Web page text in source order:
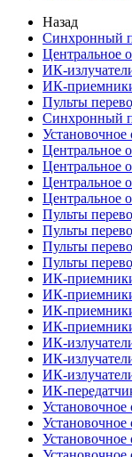
Назад
Синхронный
Центральное
ИК-
ИК-
Пульты
Синхронный
Центральное
Центральное
Центральное
Центральное
Пульты
Пульты
Пульты
Пульты
ИК-
ИК-
ИК-
ИК-
ИК-
ИК-
ИК-
ИК-
Установочное